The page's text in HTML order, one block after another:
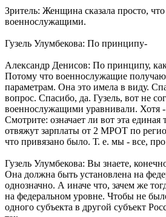
Зритель: Женщина сказала просто,
военнослужащими.
Гузель Улумбекова: По принципу-
Александр Денисов: По принципу,
Потому что военнослужащие
параметрам. Она это имела в виду.
вопрос. Спасибо, да. Гузель, вот не
военнослужащими уравнивали. Хотя
Смотрите: означает ли вот эта единая
отвяжут зарплаты от 2 МРОТ по
что привязано было. Т. е. мы - все,
Гузель Улумбекова: Вы знаете,
Она должна быть установлена на
однозначно. А иначе что, зачем же
на федеральном уровне. Чтобы не
одного субъекта в другой субъект